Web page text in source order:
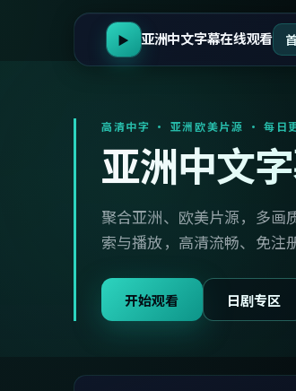
▶ 亚洲中文字幕在线观看
高清中字 · 亚洲欧美片源 · 每日
亚洲中文
聚合亚洲、欧美片源，多画
索与播放，高清流畅、免注
开始观看 日剧专区